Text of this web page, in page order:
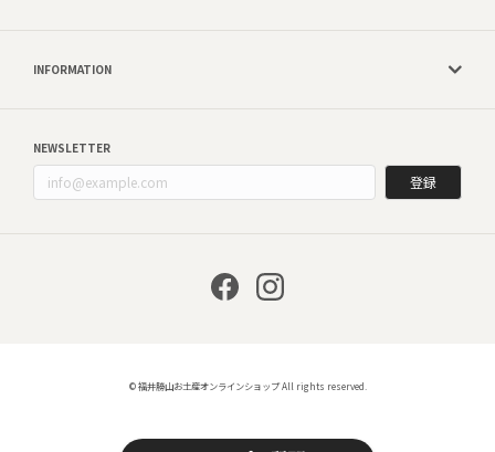
INFORMATION
NEWSLETTER
登録
© 福井勝山お土産オンラインショップ All rights reserved.